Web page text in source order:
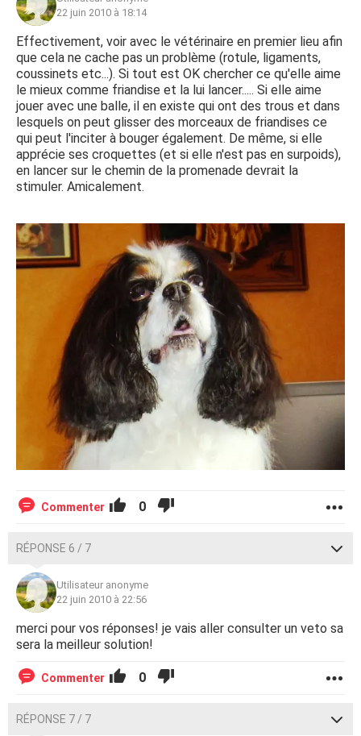
22 juin 2010 à 18:14
Effectivement, voir avec le vétérinaire en premier lieu afin
que cela ne cache pas un problème (rotule, ligaments,
coussinets etc...). Si tout est OK chercher ce qu'elle aime
le mieux comme friandise et la lui lancer..... Si elle aime
jouer avec une balle, il en existe qui ont des trous et dans
lesquels on peut glisser des morceaux de friandises ce
qui peut l'inciter à bouger également. De même, si elle
apprécie ses croquettes (et si elle n'est pas en surpoids),
en lancer sur le chemin de la promenade devrait la
stimuler. Amicalement.
Commenter 0
RÉPONSE 6 / 7
Utilisateur anonyme
22 juin 2010 à 22:56
merci pour vos réponses! je vais aller consulter un veto sa
sera la meilleur solution!
Commenter 0
RÉPONSE 7 / 7